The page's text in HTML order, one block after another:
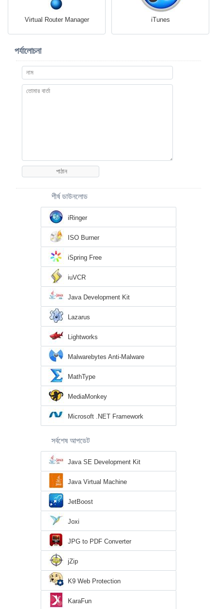
Virtual Router Manager iTunes
পর্যালোচনা
শীর্ষ ডাউনলোড
iRinger
ISO Burner
iSpring Free
iuVCR
Java Development Kit
Lazarus
Lightworks
Malwarebytes Anti-Malware
MathType
MediaMonkey
Microsoft .NET Framework
সর্বশেষ আপডেট
Java SE Development Kit
Java Virtual Machine
JetBoost
Joxi
JPG to PDF Converter
jZip
K9 Web Protection
KaraFun